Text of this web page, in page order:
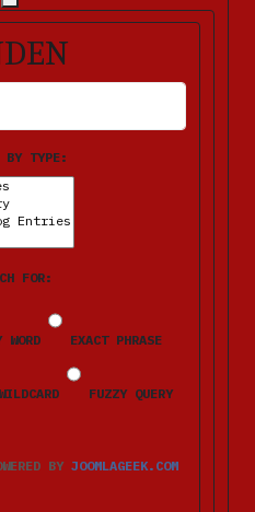
FELDER AUS.
BY TYPE:
FOR:
WORD EXACT PHRASE
FUZZY QUERY
BY JOOMLAGEEK.COM